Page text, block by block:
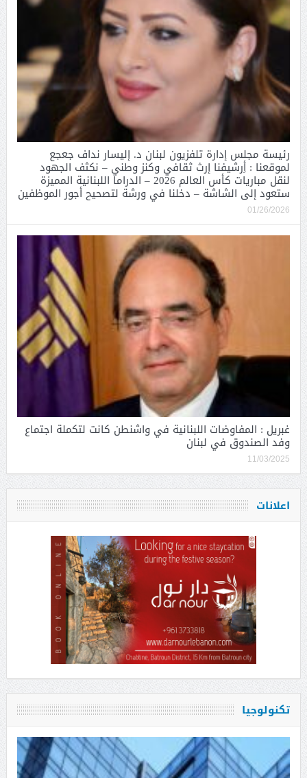
رئيسة مجلس إدارة تلفزيون لبنان د. إليسار نداف جعجع
لموقعنا : أِرشيفنا إرث ثقافي وكنز وطني – نكثف الجهود
لنقل مباريات كأس العالم 2026 – الدراما اللبنانية المميزة
ستعود إلى الشاشة – دخلنا في ورشة لتصحيح أجور الموظفين
01/26/2026
غبريل : المفاوضات اللبنانية في واشنطن كانت لتكملة اجتماع
وفد الصندوق في لبنان
11/03/2025
اعلانات
تكنولوجيا